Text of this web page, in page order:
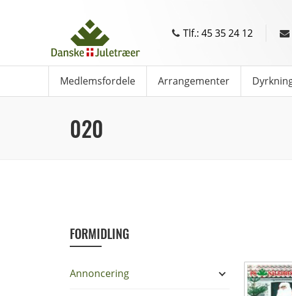
Tlf.: 45 35 24 12
Medlemsfordele Arrangementer
020
FORMIDLING
Annoncering